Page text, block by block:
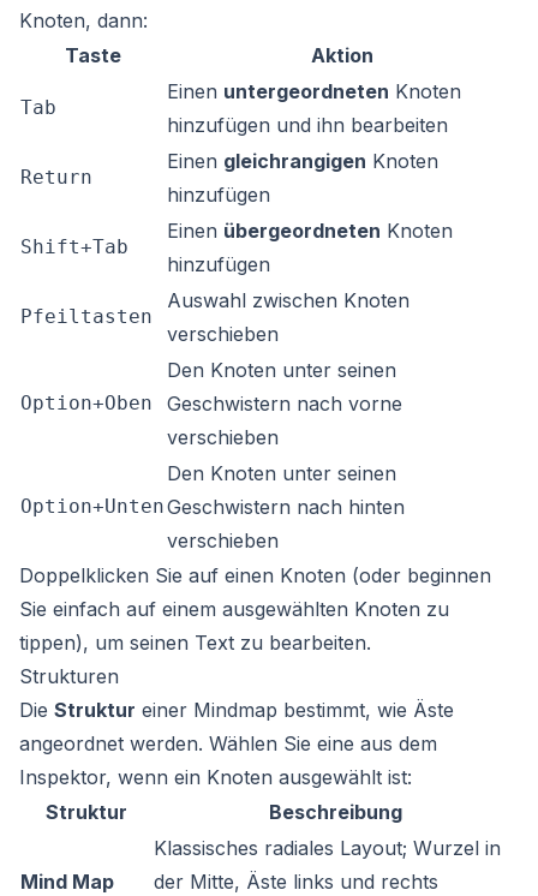
Knoten, dann:
Taste
Aktion
Tab
Einen untergeordneten Knoten
hinzufügen und ihn bearbeiten
Return
Einen gleichrangigen Knoten
hinzufügen
Shift+Tab
Einen übergeordneten Knoten
hinzufügen
Pfeiltasten
Auswahl zwischen Knoten
verschieben
Option+Oben
Den Knoten unter seinen
Geschwistern nach vorne
verschieben
Option+Unten
Den Knoten unter seinen
Geschwistern nach hinten
verschieben
Doppelklicken Sie auf einen Knoten (oder beginnen
Sie einfach auf einem ausgewählten Knoten zu
tippen), um seinen Text zu bearbeiten.
Strukturen
Die Struktur einer Mindmap bestimmt, wie Äste
angeordnet werden. Wählen Sie eine aus dem
Inspektor, wenn ein Knoten ausgewählt ist:
Struktur
Beschreibung
Mind Map
Klassisches radiales Layout; Wurzel in
der Mitte, Äste links und rechts